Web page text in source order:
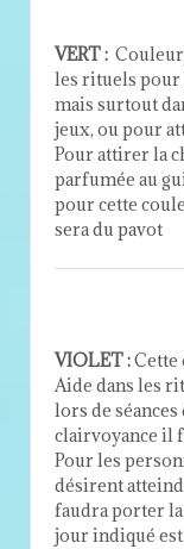
VERT : Couleur
les rituels pour
mais surtout
jeux, ou pour
Pour attirer la
parfumée au
pour cette
sera du pavot
VIOLET :Cette
Aide dans les
lors de
clairvoyance il
Pour les
désirent
faudra porter
jour indiqué